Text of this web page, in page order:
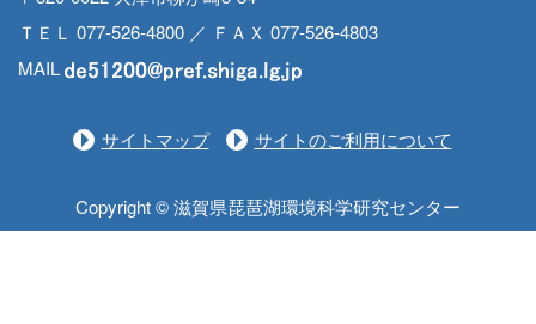
ＴＥＬ 077-526-4800 ／ ＦＡＸ 077-526-4803
MAIL
サイトマップ サイトのご利用について
Copyright © 滋賀県琵琶湖環境科学研究センター